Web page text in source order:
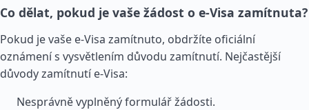
Co dělat, pokud je vaše žádost o e-Visa zamítnuta?
Pokud je vaše e-Visa zamítnuto, obdržíte oficiální
oznámení s vysvětlením důvodu zamítnutí. Nejčastější
důvody zamítnutí e-Visa:
Nesprávně vyplněný formulář žádosti.